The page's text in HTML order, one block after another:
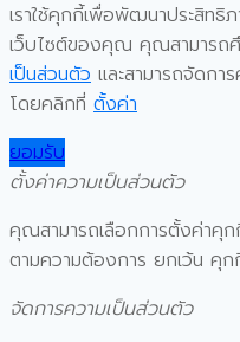
เราใช้คุกกี้เพื่อพัฒนาประสิทธิ
เว็บไซต์ของคุณ คุณสามารถศึ
เป็นส่วนตัว และสามารถจัดกา
โดยคลิกที่ ตั้งค่า
ยอมรับ
ตั้งค่าความเป็นส่วนตัว
คุณสามารถเลือกการตั้งค่าคุก
ตามความต้องการ ยกเว้น คุก
จัดการความเป็นส่วนตัว